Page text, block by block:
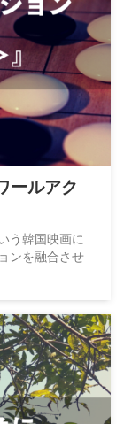
ールアク
う韓国映画に
ンを融合させ